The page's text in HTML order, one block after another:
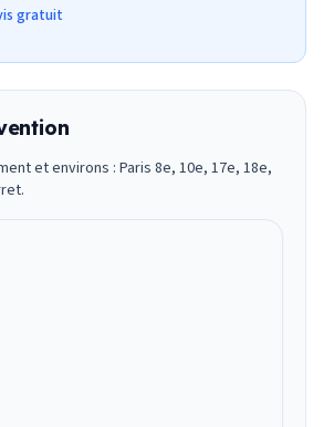
gratuit
et environs : Paris 8e, 10e, 17e, 18e,